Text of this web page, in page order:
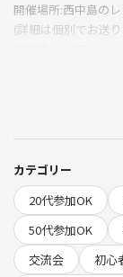
開催場所:西中島の
(詳細は個別でお送
・16:15 ボードゲー
・18:50 掃除・片
・19:00 終了・現
—
🌱サークルの雰囲気
カテゴリー
20代参加OK
50代参加OK
交流会
初心